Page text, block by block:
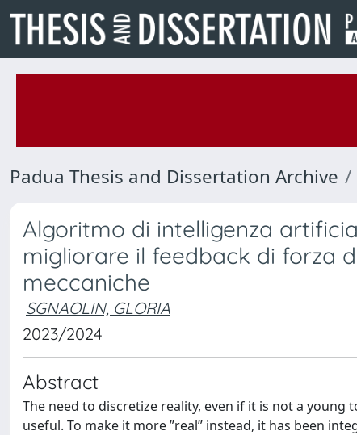
Padua Thesis and Dissertation Archive
Algoritmo di intelligenza
migliorare il feedback di forza
meccaniche
SGNAOLIN, GLORIA
2023/2024
Abstract
The need to discretize reality, even if it is not a
useful. To make it more ”real” instead, it has been